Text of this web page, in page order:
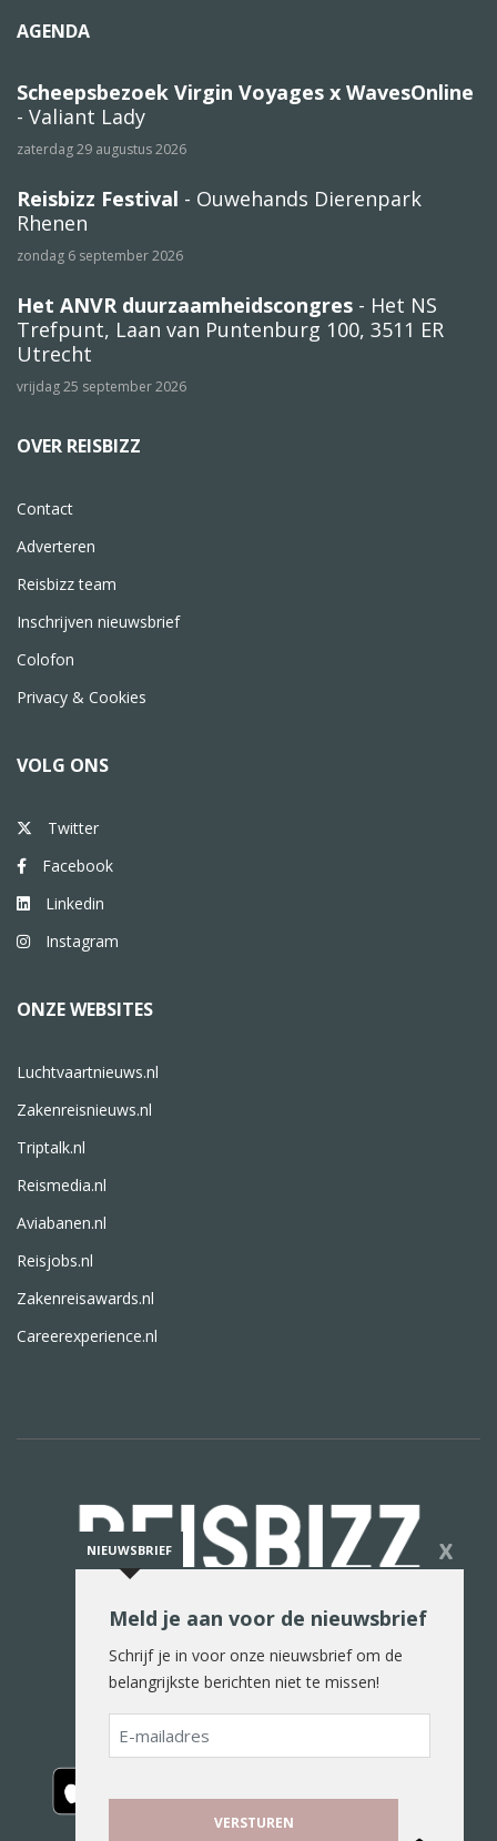
AGENDA
Scheepsbezoek Virgin Voyages x WavesOnline
- Valiant Lady
zaterdag 29 augustus 2026
Reisbizz Festival - Ouwehands Dierenpark
Rhenen
zondag 6 september 2026
Het ANVR duurzaamheidscongres - Het NS
Trefpunt, Laan van Puntenburg 100, 3511 ER
Utrecht
vrijdag 25 september 2026
OVER REISBIZZ
Contact
Adverteren
Reisbizz team
Inschrijven nieuwsbrief
Colofon
Privacy & Cookies
VOLG ONS
Twitter
Facebook
Linkedin
Instagram
ONZE WEBSITES
Luchtvaartnieuws.nl
Zakenreisnieuws.nl
Triptalk.nl
Reismedia.nl
Aviabanen.nl
Reisjobs.nl
Zakenreisawards.nl
Careerexperience.nl
De reiswereld in woord en beeld
NIEUWSBRIEF X
Meld je aan voor de nieuwsbrief
Schrijf je in voor onze nieuwsbrief om de
belangrijkste berichten niet te missen!
E-
mailadres